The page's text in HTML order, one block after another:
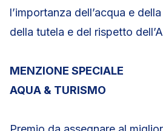
l’importanza dell’acqua e
della tutela e del rispetto
MENZIONE SPECIALE
AQUA & TURISMO